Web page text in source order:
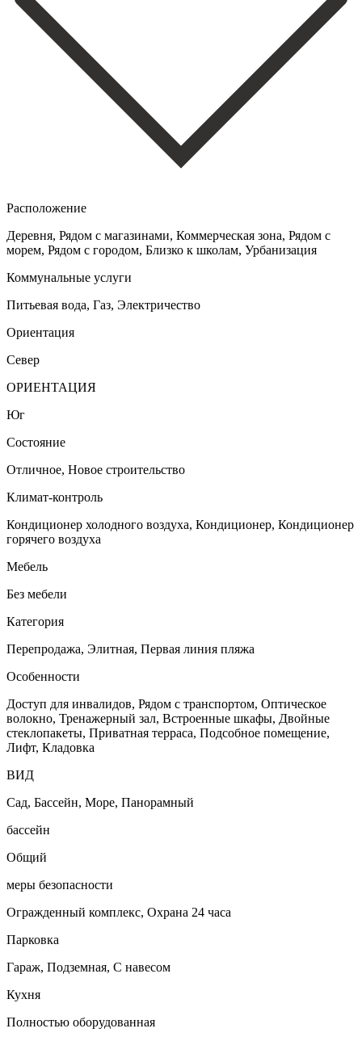
Расположение
Деревня, Рядом с магазинами, Коммерческая зона, Рядом с
морем, Рядом с городом, Близко к школам, Урбанизация
Коммунальные услуги
Питьевая вода, Газ, Электричество
Ориентация
Север
ОРИЕНТАЦИЯ
Юг
Состояние
Отличное, Новое строительство
Климат-контроль
Кондиционер холодного воздуха, Кондиционер, Кондиционер
горячего воздуха
Мебель
Без мебели
Категория
Перепродажа, Элитная, Первая линия пляжа
Особенности
Доступ для инвалидов, Рядом с транспортом, Оптическое
волокно, Тренажерный зал, Встроенные шкафы, Двойные
стеклопакеты, Приватная терраса, Подсобное помещение,
Лифт, Кладовка
ВИД
Сад, Бассейн, Море, Панорамный
бассейн
Общий
меры безопасности
Огражденный комплекс, Охрана 24 часа
Парковка
Гараж, Подземная, С навесом
Кухня
Полностью оборудованная